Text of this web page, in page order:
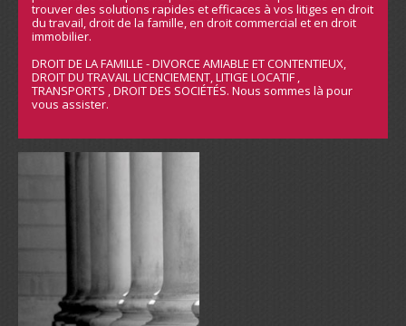
trouver des solutions rapides et efficaces à vos litiges en droit
du travail, droit de la famille, en droit commercial et en droit
immobilier.
DROIT DE LA FAMILLE - DIVORCE AMIABLE ET CONTENTIEUX,
DROIT DU TRAVAIL LICENCIEMENT, LITIGE LOCATIF ,
TRANSPORTS , DROIT DES SOCIÉTÉS. Nous sommes là pour
vous assister.